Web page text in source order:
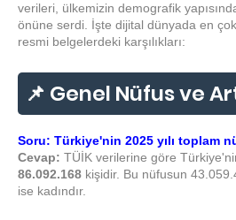
verileri, ülkemizin demografik
önüne serdi. İşte dijital dünyada en
resmi belgelerdeki karşılıkları:
📌 Genel Nüfus ve
Soru: Türkiye'nin 2025 yılı toplam
Cevap: TÜİK verilerine göre
86.092.168 kişidir. Bu nüfusun
ise kadındır.